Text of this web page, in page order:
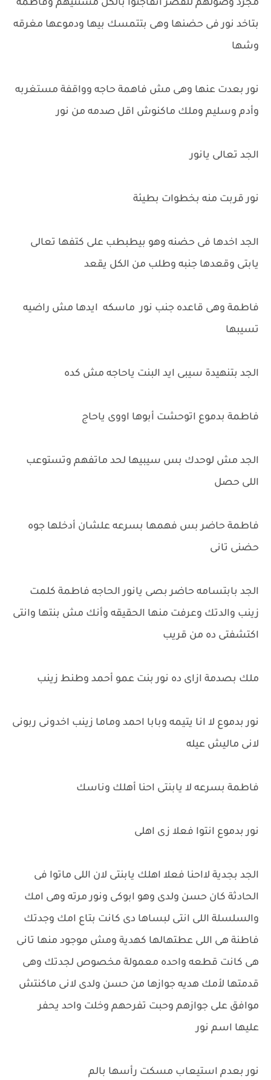
مجرد وصولهم للقصر اتفاجئوا بالكل مستنيهم وفاطمة
بتاخد نور فى حضنها وهى بتتمسك بيها ودموعها مغرقه
وشها
نور بعدت عنها وهى مش فاهمة حاجه وواقفة مستغربه
وأدم وسليم وملك ماكنوش اقل صدمه من نور
الجد تعالى يانور
نور قربت منه بخطوات بطيئة
الجد اخدها فى حضنه وهو بيطبطب على كتفها تعالى
يابتى وقعدها جنبه وطلب من الكل يقعد
فاطمة وهى قاعده جنب نور ماسكه ايدها مش راضيه
تسيبها
الجد بتنهيدة سيبى ايد البنت ياحاجه مش كده
فاطمة بدموع اتوحشت أبوها اووى ياحاج
الجد مش لوحدك بس سيبيها لحد ماتفهم وتستوعب
اللى حصل
فاطمة حاضر بس فهمها بسرعه علشان أدخلها جوه
حضنى تانى
الجد بابتسامه حاضر بصى يانور الحاجه فاطمة كلمت
زينب والدتك وعرفت منها الحقيقه وأنك مش بنتها وانتى
اكتشفتى ده من قريب
ملك بصدمة ازاى ده نور بنت عمو أحمد وطنط زينب
نور بدموع لا انا يتيمه وبابا احمد وماما زينب اخدونى ربونى
لانى ماليش عيله
فاطمة بسرعه لا يابنتى احنا أهلك وناسك
نور بدموع انتوا فعلا زى اهلى
الجد بجدية لااحنا فعلا اهلك يابنتى لان اللى ماتوا فى
الحادثة كان حسن ولدى وهو ابوكى ونور مرته وهى امك
والسلسلة اللى انتى لبساها دى كانت بتاع امك وجدتك
فاطنة هى اللى عطتهالها كهدية ومش موجود منها تانى
هى كانت قطعه واحده معمولة مخصوص لجدتك وهى
قدمتها لأمك هديه جوازها من حسن ولدى لانى ماكنتش
موافق على جوازهم وحبت تفرحهم وخلت واحد يحفر
عليها اسم نور
نور بعدم استيعاب مسكت رأسها بالم